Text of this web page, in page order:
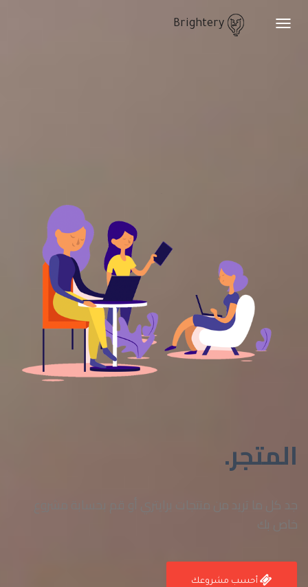
Toggle
Brightery
المتجر.
جد كل ما تريد من منتجات برايتري أو قم بحسابة مشروع
خاص بك
أحسب مشروعك